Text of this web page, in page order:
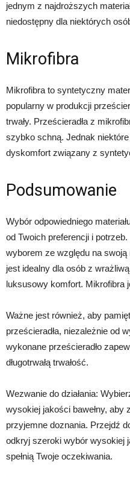
jednym z najdroższych
niedostępny dla niektórych
Mikrofibra
Mikrofibra to syntetyczny
popularny w produkcji
trwały. Prześcieradła z
szybko schną. Jednak
dyskomfort związany z
Podsumowanie
Wybór odpowiedniego
od Twoich preferencji i
wyborem ze względu na
jest idealny dla osób z
luksusowy komfort. Mikrofibra
Ważne jest również, aby
prześcieradła, niezależnie od
wykonane prześcieradło
długotrwałą trwałość.
Wezwanie do działania:
wysokiej jakości bawełny,
przyjemne doznania. Przejdź
odkryj szeroki wybór wysokiej
spełnią Twoje oczekiwania.